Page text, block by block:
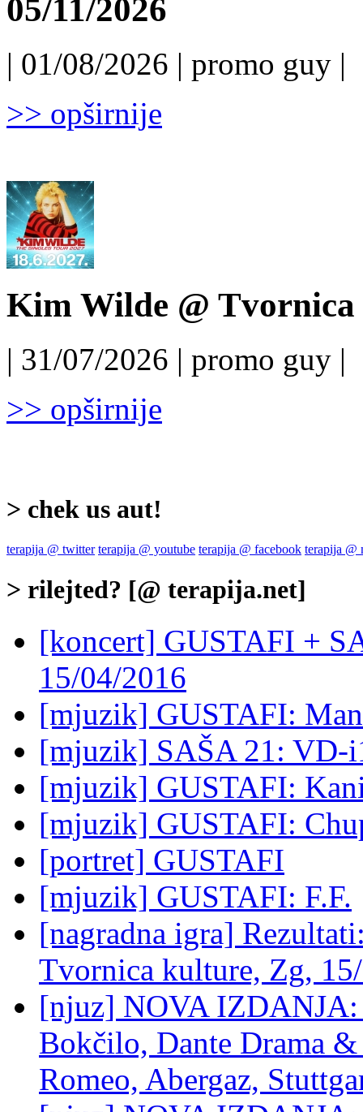
05/11/2026
| 01/08/2026 | promo guy |
>> opširnije
Kim Wilde @ Tvornica
| 31/07/2026 | promo guy |
>> opširnije
> chek us aut!
terapija @ twitter terapija @ youtube terapija @ facebook terapija @
> rilejted? [@ terapija.net]
[koncert] GUSTAFI +
15/04/2016
[mjuzik] GUSTAFI:
[mjuzik] SAŠA 21: VD-
[mjuzik] GUSTAFI:
[mjuzik] GUSTAFI:
[portret] GUSTAFI
[mjuzik] GUSTAFI: F.F.
[nagradna igra]
Tvornica kulture, Zg,
[njuz] NOVA IZDANJA:
Bokčilo, Dante Drama
Romeo, Abergaz,